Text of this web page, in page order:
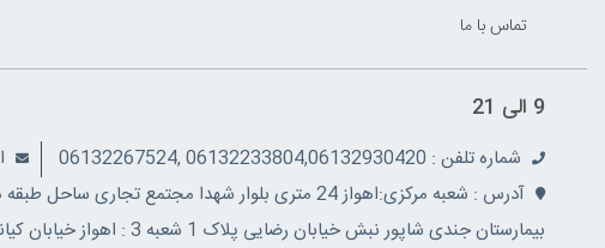
تماس با ما
9 الی 21
شماره تلفن : 06132233804,06132930420 ,06132267524
بیمارستان جندی شاپور نبش